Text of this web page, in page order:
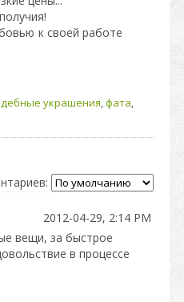
к своей работе
украшения фата
2012-04-29, 2:14 PM
вещи, за быстрое
в процессе